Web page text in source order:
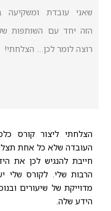
שאני עובדת ומשקיעה
הזה יחד עם השותפות
רוצה לומר לכן… הצלחתי!
הצלחתי ליצור קורס
העובדה שלא כל אחת
חייבת להנגיש לכן את
הרבות שלי. לקורס שלי
מדוייקת של שיעורים
הידע שלה.